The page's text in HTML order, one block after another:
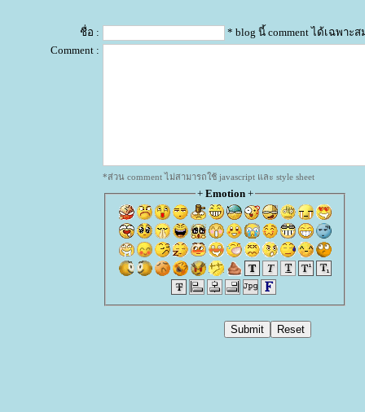
ชื่อ :
* blog นี้ comment ได้เฉพาะ
Comment :
*ส่วน comment ไม่สามารถใช้ javascript และ style sheet
+ Emotion+